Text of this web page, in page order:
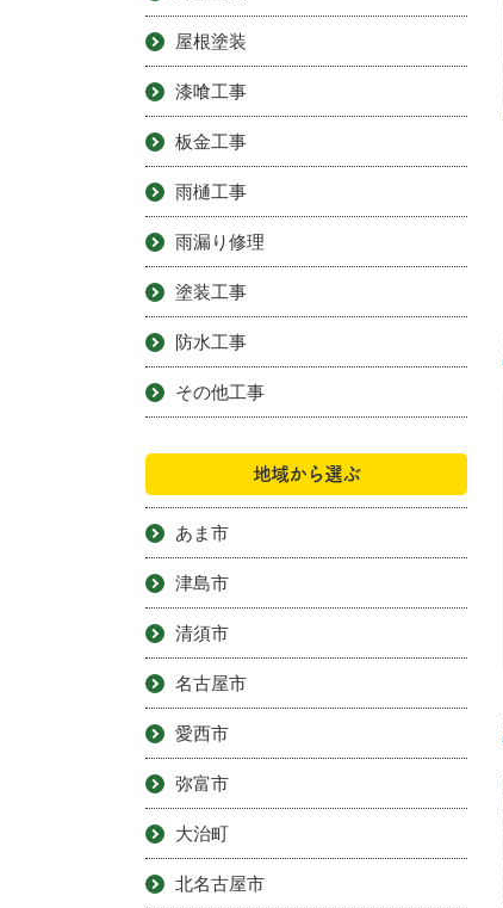
屋根塗装
漆喰工事
板金工事
雨樋工事
雨漏り修理
塗装工事
防水工事
その他工事
地域から選ぶ
あま市
津島市
清須市
名古屋市
愛西市
弥富市
大治町
北名古屋市